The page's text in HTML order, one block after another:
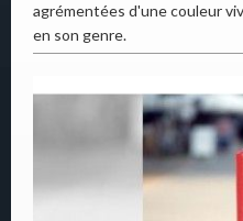
agrémentées d'une couleur
en son genre.